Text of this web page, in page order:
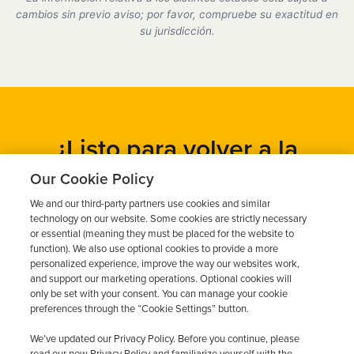
cumplimos plenamente con todos los requisitos del
cambios sin previo aviso; por favor, compruebe su exactitud en
su jurisdicción.
¿Listo para volver a la
carretera?
Obtén un presupuesto gratuito en cuestión de minutos y
programa tu instalación hoy mismo.
Solicita un presupuesto gratuito
Our Cookie Policy
We and our third-party partners use cookies and similar
technology on our website. Some cookies are strictly necessary
or essential (meaning they must be placed for the website to
function). We also use optional cookies to provide a more
personalized experience, improve the way our websites work,
and support our marketing operations. Optional cookies will
only be set with your consent. You can manage your cookie
preferences through the “Cookie Settings” button.
We’ve updated our Privacy Policy. Before you continue, please